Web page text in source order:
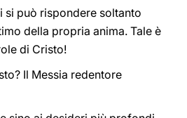
si può rispondere soltanto
della propria anima. Tale è
di Cristo!
Il Messia redentore